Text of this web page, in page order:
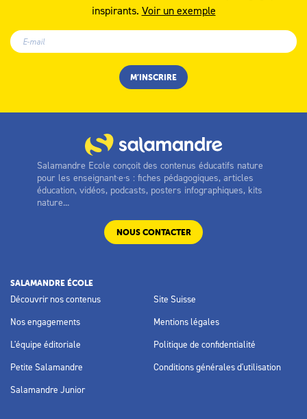
inspirants. Voir un exemple
Salamandre Ecole conçoit des contenus éducatifs nature
pour les enseignant·e·s : fiches pédagogiques, articles
éducation, vidéos, podcasts, posters infographiques, kits
nature...
NOUS CONTACTER
SALAMANDRE ÉCOLE
Découvrir nos contenus
Nos engagements
L'équipe éditoriale
Petite Salamandre
Salamandre Junior
Site Suisse
Mentions légales
Politique de confidentialité
Conditions générales d'utilisation